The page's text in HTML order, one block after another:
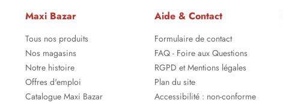
Maxi Bazar
Tous nos produits
Nos magasins
Notre histoire
Offres d'emploi
Catalogue Maxi Bazar
Aide & Contact
Formulaire de contact
FAQ - Foire aux Questions
RGPD et Mentions légales
Plan du site
Accessibilité : non-conforme